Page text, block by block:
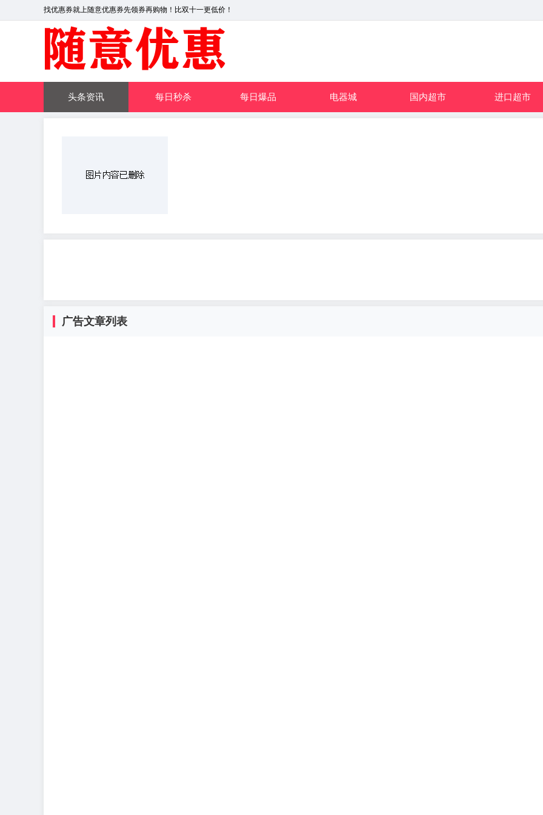
找优惠券就上随意优惠券先领券再购物！比双十一更低价！
头条资讯 每日秒杀 每日爆品 电器城 国内超市 进口超市
广告文章列表